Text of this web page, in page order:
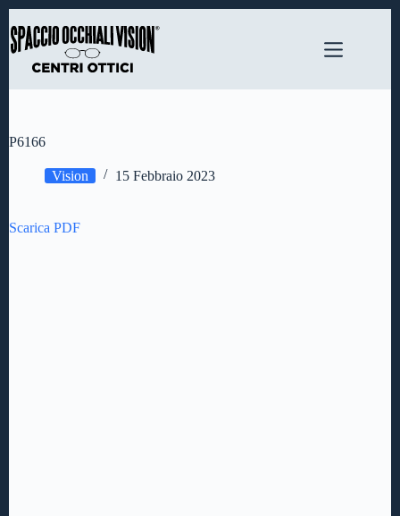
al
contenuto
P6166
Vision 15 Febbraio 2023
Scarica PDF